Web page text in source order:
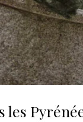
les